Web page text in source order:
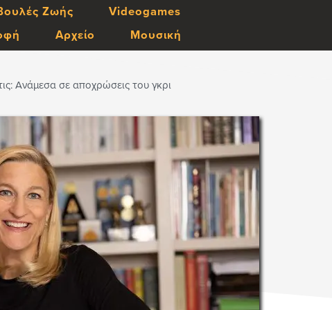
Ζωής
Videogames
Αρχείο Μουσική
Ανάμεσα σε αποχρώσεις του γκρι